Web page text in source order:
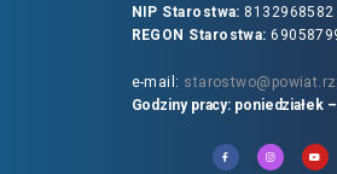
NIP Starostwa: 8132968582
REGON Starostwa:
e-mail:
Godziny pracy: poniedziałek